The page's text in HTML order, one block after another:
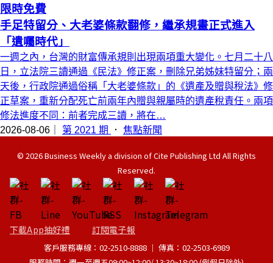
限時免費
手足特留分、大老婆條款翻修，繼承規畫正式進入
「遺囑時代」
一週之內，台灣的財富傳承規則出現兩項重大變化。七月二十八
日，立法院三讀通過《民法》修正案，刪除兄弟姊妹特留分；兩
天後，行政院通過俗稱「大老婆條款」的《遺產及贈與稅法》修
正草案，重新分配死亡前兩年內贈與親屬時的遺產稅責任。兩項
修法進度不同：前者完成三讀，將在…
2026-08-06｜ 第 2021 期 ． 焦點新聞
© 2026 Business Weekly a division of Cite Publishing Ltd All Rights
Reserved.
下載App抽好禮 訂閱電子報
客戶服務專線：02-2510-8888 │ 傳真：02-2503-6989